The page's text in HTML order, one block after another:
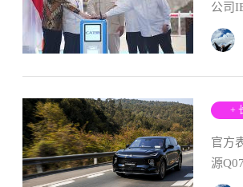
公司
+
官方
源